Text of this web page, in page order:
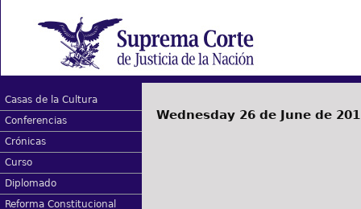
Casas de la Cultura
Conferencias
Crónicas
Curso
Diplomado
Reforma Constitucional
Wednesday 26 de June de